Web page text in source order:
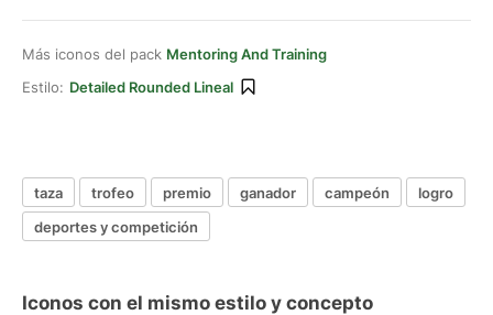
Más iconos del pack Mentoring And Training
Estilo: Detailed Rounded Lineal
taza trofeo premio ganador campeón
logro
deportes y competición
Iconos con el mismo estilo y concepto